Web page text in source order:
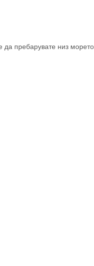
пребарувате низ